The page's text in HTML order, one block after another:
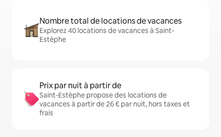
Nombre total de locations de vacances
Explorez 40 locations de vacances à Saint-
Estèphe
Prix par nuit à partir de
Saint-Estèphe propose des locations de
vacances à partir de 26 € par nuit, hors taxes et
frais